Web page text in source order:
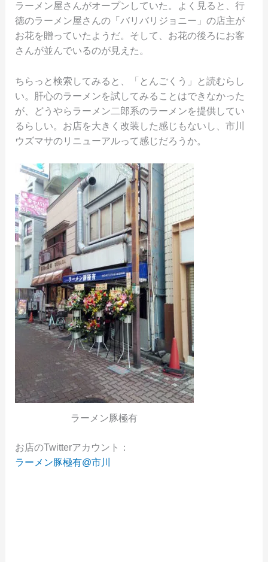
ラーメン屋さんがオープンしていた。よく見ると、行
徳のラーメン屋さんの「バリバリジョニー」の店主が
お花を贈っていたようだ。そして、お花の後ろにお客
さんが並んでいるのが見えた。
ちらっと検索してみると、「とんごくう」と読むらし
い。肝心のラーメンを試してみることはできなかった
が、どうやらラーメン二郎系のラーメンを提供してい
るらしい。お店を大きく改装した感じもないし、市川
ウズマサのリニューアルって感じだろうか。
ラーメン豚極有
お店のTwitterアカウント：
ラーメン豚極有@市川